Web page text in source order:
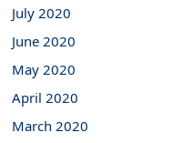
July 2020
June 2020
May 2020
April 2020
March 2020